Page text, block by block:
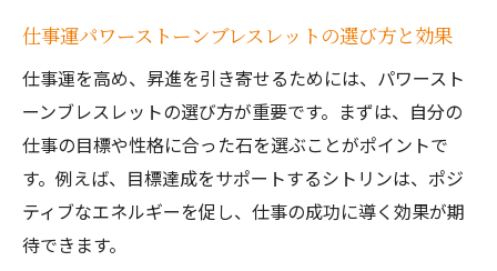
仕事運パワーストーンブレスレットの選び方と効果
仕事運を高め、昇進を引き寄せるためには、パワースト
ーンブレスレットの選び方が重要です。まずは、自分の
仕事の目標や性格に合った石を選ぶことがポイントで
す。例えば、目標達成をサポートするシトリンは、ポジ
ティブなエネルギーを促し、仕事の成功に導く効果が期
待できます。